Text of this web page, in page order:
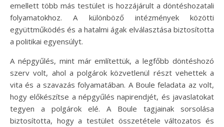
emellett több más testület is hozzájárult a döntéshozatali
folyamatokhoz. A különböző intézmények közötti
együttműködés és a hatalmi ágak elválasztása biztosította
a politikai egyensúlyt.
A népgyűlés, mint már említettük, a legfőbb döntéshozó
szerv volt, ahol a polgárok közvetlenül részt vehettek a
vita és a szavazás folyamatában. A Boule feladata az volt,
hogy előkészítse a népgyűlés napirendjét, és javaslatokat
tegyen a polgárok elé. A Boule tagjainak sorsolása
biztosította, hogy a testület összetétele változatos és